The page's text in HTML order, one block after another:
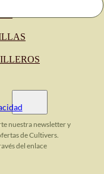
nuestra newsletter y
de Cultivers.
del enlace